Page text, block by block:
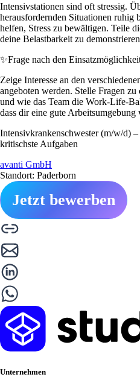
Intensivstationen sind oft stressig.
herausfordernden Situationen ruhig
helfen, Stress zu bewältigen. Teile
deine Belastbarkeit zu
✨Frage nach den
Zeige Interesse an den
angeboten werden. Stelle Fragen
und wie das Team die Work-Life-
dass dir eine gute Arbeitsumgebung
Intensivkrankenschwester (m/w/d)
kritischste Aufgaben
avanti GmbH
Standort: Paderborn
Jetzt bewerben
Unternehmen